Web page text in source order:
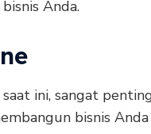
Anda.
ini, sangat
bisnis